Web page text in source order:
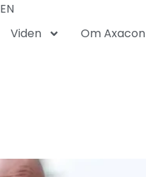
EN
Viden Om Axacon